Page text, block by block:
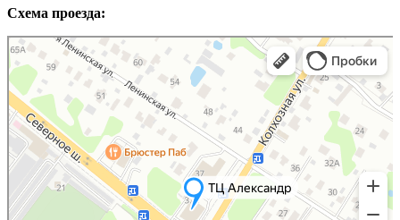
Схема проезда:
Яндекс Карты
Яндекс Карты — транспорт, навигация, поиск мест